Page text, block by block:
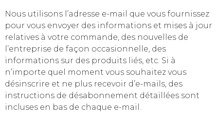
Nous utilisons l’adresse e-mail que vous fournissez
pour vous envoyer des informations et mises à jour
relatives à votre commande, des nouvelles de
l’entreprise de façon occasionnelle, des
informations sur des produits liés, etc. Si à
n’importe quel moment vous souhaitez vous
désinscrire et ne plus recevoir d’e-mails, des
instructions de désabonnement détaillées sont
incluses en bas de chaque e-mail.